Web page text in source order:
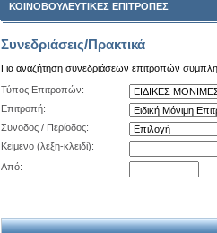
ΚΟΙΝΟΒΟΥΛΕΥΤΙΚΕΣ ΕΠΙΤΡΟΠΕΣ
Συνεδριάσεις/Πρακτικά
Για αναζήτηση συνεδριάσεων επιτροπών
Τύπος Επιτροπών:
Επιτροπή:
Συνοδος / Περίοδος:
Κείμενο (λέξη-κλειδί):
Από: